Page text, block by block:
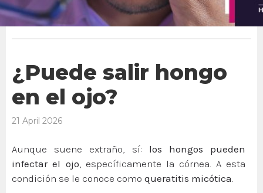
¿Puede salir hongo
en el ojo?
21 April 2026
Aunque suene extraño, sí: los hongos pueden
infectar el ojo, específicamente la córnea. A esta
condición se le conoce como queratitis micótica.